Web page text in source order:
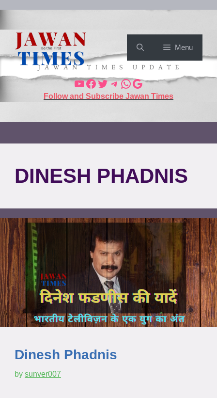
Menu
Follow and Subscribe Jawan Times
DINESH PHADNIS
Dinesh Phadnis
by sunver007